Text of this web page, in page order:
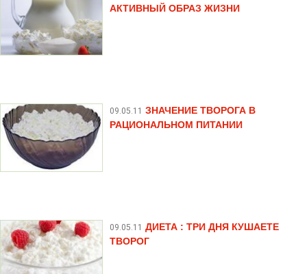
АКТИВНЫЙ ОБРАЗ ЖИЗНИ
09.05.11 ЗНАЧЕНИЕ ТВОРОГА В
РАЦИОНАЛЬНОМ ПИТАНИИ
09.05.11 ДИЕТА : ТРИ ДНЯ КУШАЕТЕ
ТВОРОГ